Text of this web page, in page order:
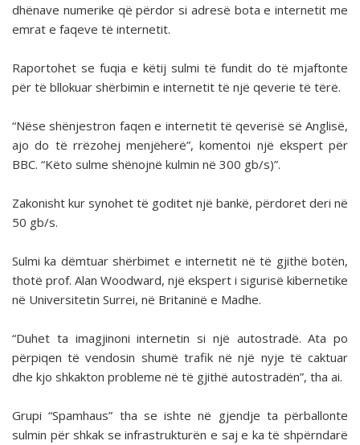
dhënave numerike që përdor si adresë bota e internetit me
emrat e faqeve të internetit.
Raportohet se fuqia e këtij sulmi të fundit do të mjaftonte
për të bllokuar shërbimin e internetit të një qeverie të tërë.
“Nëse shënjestron faqen e internetit të qeverisë së Anglisë,
ajo do të rrëzohej menjëherë”, komentoi një ekspert për
BBC. “Këto sulme shënojnë kulmin në 300 gb/s)”.
Zakonisht kur synohet të goditet një bankë, përdoret deri në
50 gb/s.
Sulmi ka dëmtuar shërbimet e internetit në të gjithë botën,
thotë prof. Alan Woodward, një ekspert i sigurisë kibernetike
në Universitetin Surrei, në Britaninë e Madhe.
“Duhet ta imagjinoni internetin si një autostradë. Ata po
përpiqen të vendosin shumë trafik në një nyje të caktuar
dhe kjo shkakton probleme në të gjithë autostradën”, tha ai.
Grupi “Spamhaus” tha se ishte në gjendje ta përballonte
sulmin për shkak se infrastrukturën e saj e ka të shpërndarë